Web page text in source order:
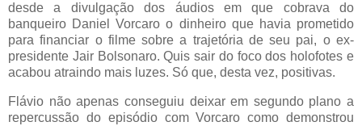
desde a divulgação dos áudios em que cobrava do
banqueiro Daniel Vorcaro o dinheiro que havia prometido
para financiar o filme sobre a trajetória de seu pai, o ex-
presidente Jair Bolsonaro. Quis sair do foco dos holofotes e
acabou atraindo mais luzes. Só que, desta vez, positivas.
Flávio não apenas conseguiu deixar em segundo plano a
repercussão do episódio com Vorcaro como demonstrou